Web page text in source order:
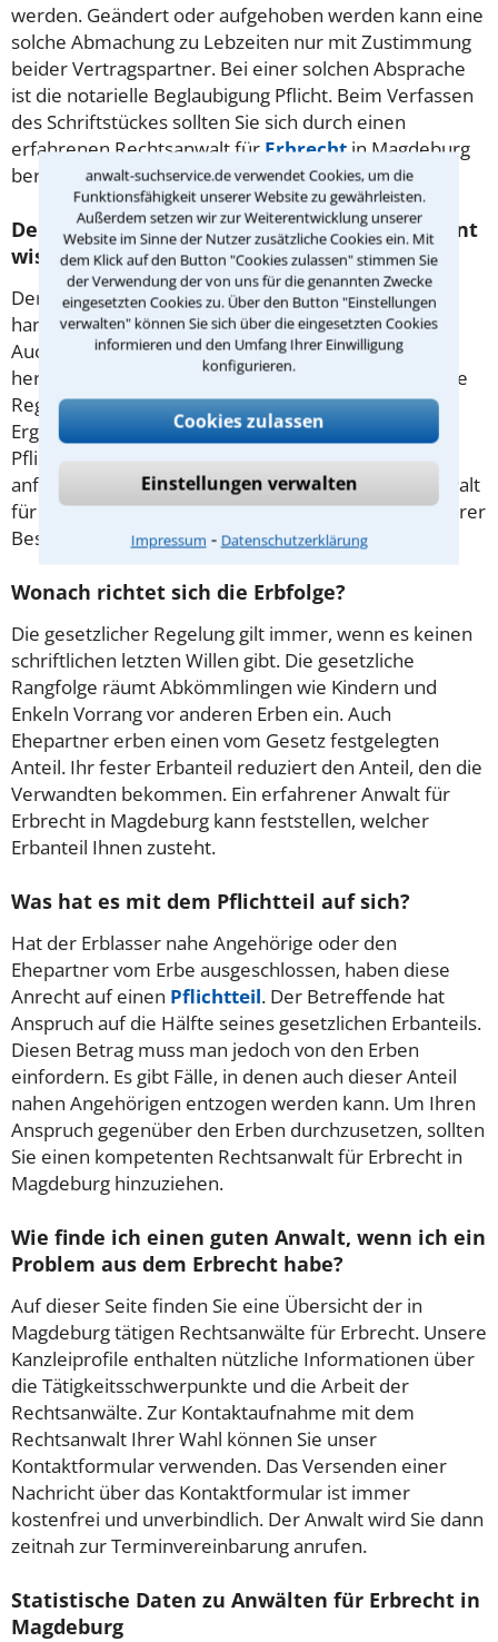
anwalt-suchservice.de verwendet Cookies, um die
Funktionsfähigkeit unserer Website zu gewährleisten.
Außerdem setzen wir zur Weiterentwicklung unserer
Website im Sinne der Nutzer zusätzliche Cookies ein. Mit
dem Klick auf den Button "Cookies zulassen" stimmen Sie
der Verwendung der von uns für die genannten Zwecke
eingesetzten Cookies zu. Über den Button "Einstellungen
verwalten" können Sie sich über die eingesetzten Cookies
informieren und den Umfang Ihrer Einwilligung
konfigurieren.
Cookies zulassen
Einstellungen verwalten
Impressum ⁃ Datenschutzerklärung
werden. Geändert oder aufgehoben werden kann eine
solche Abmachung zu Lebzeiten nur mit Zustimmung
beider Vertragspartner. Bei einer solchen Absprache
ist die notarielle Beglaubigung Pflicht. Beim Verfassen
des Schriftstückes sollten Sie sich durch einen
erfahrenen Rechtsanwalt für Erbrecht in Magdeburg
beraten lassen.
Der letzte Wille: Was man über das Testament
wissen sollte
Der Erblasser muss das Dokument vollständig
handschriftlich niederschreiben und unterzeichnen.
Auch Ort und Datum der Erstellung müssen daraus
hervorgehen. Viele Verfasser beachten erbrechtliche
Regeln nicht und erzielen damit unerwünschte
Ergebnisse. Gesetzliche Erben oder
Pflichtteilberechtigte können einen letzten Willen
anfechten, der sie benachteiligt. Ein erfahrener Anwalt
für Erbrecht in Magdeburg hilft beim Formulieren Ihrer
Bestimmungen oder auch bei einer Anfechtung.
Wonach richtet sich die Erbfolge?
Die gesetzlicher Regelung gilt immer, wenn es keinen
schriftlichen letzten Willen gibt. Die gesetzliche
Rangfolge räumt Abkömmlingen wie Kindern und
Enkeln Vorrang vor anderen Erben ein. Auch
Ehepartner erben einen vom Gesetz festgelegten
Anteil. Ihr fester Erbanteil reduziert den Anteil, den die
Verwandten bekommen. Ein erfahrener Anwalt für
Erbrecht in Magdeburg kann feststellen, welcher
Erbanteil Ihnen zusteht.
Was hat es mit dem Pflichtteil auf sich?
Hat der Erblasser nahe Angehörige oder den
Ehepartner vom Erbe ausgeschlossen, haben diese
Anrecht auf einen Pflichtteil. Der Betreffende hat
Anspruch auf die Hälfte seines gesetzlichen Erbanteils.
Diesen Betrag muss man jedoch von den Erben
einfordern. Es gibt Fälle, in denen auch dieser Anteil
nahen Angehörigen entzogen werden kann. Um Ihren
Anspruch gegenüber den Erben durchzusetzen, sollten
Sie einen kompetenten Rechtsanwalt für Erbrecht in
Magdeburg hinzuziehen.
Wie finde ich einen guten Anwalt, wenn ich ein
Problem aus dem Erbrecht habe?
Auf dieser Seite finden Sie eine Übersicht der in
Magdeburg tätigen Rechtsanwälte für Erbrecht. Unsere
Kanzleiprofile enthalten nützliche Informationen über
die Tätigkeitsschwerpunkte und die Arbeit der
Rechtsanwälte. Zur Kontaktaufnahme mit dem
Rechtsanwalt Ihrer Wahl können Sie unser
Kontaktformular verwenden. Das Versenden einer
Nachricht über das Kontaktformular ist immer
kostenfrei und unverbindlich. Der Anwalt wird Sie dann
zeitnah zur Terminvereinbarung anrufen.
Statistische Daten zu Anwälten für Erbrecht in
Magdeburg